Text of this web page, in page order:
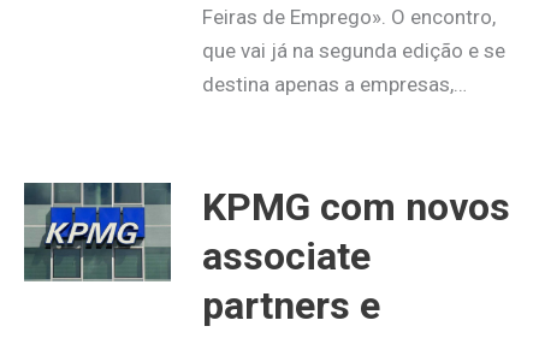
Feiras de Emprego». O encontro,
que vai já na segunda edição e se
destina apenas a empresas,…
KPMG com novos
associate
partners e